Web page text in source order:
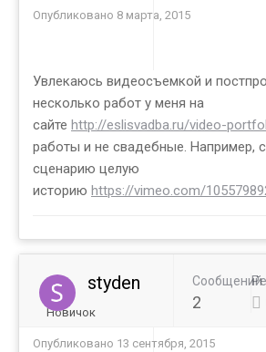
Опубликовано 8 марта, 2015
Увлекаюсь видеосъемкой и
несколько работ у меня на
сайте http://eslisvadba.ru/video-
работы и не свадебные. Например,
сценарию целую
историю https://vimeo.com/
styden
Новичок
Сообщений
2
Опубликовано 13 сентября, 2015